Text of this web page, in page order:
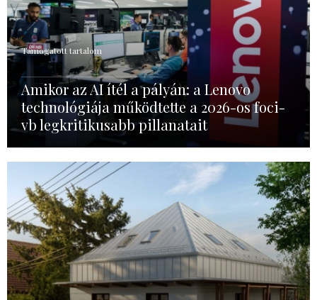
Támogatott tartalom
Amikor az AI ítél a pályán: a Lenovo
technológiája működtette a 2026-os foci-
vb legkritikusabb pillanatait